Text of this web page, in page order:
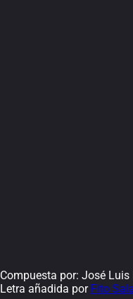
Compuesta por: José Luis
Letra añadida por Fito